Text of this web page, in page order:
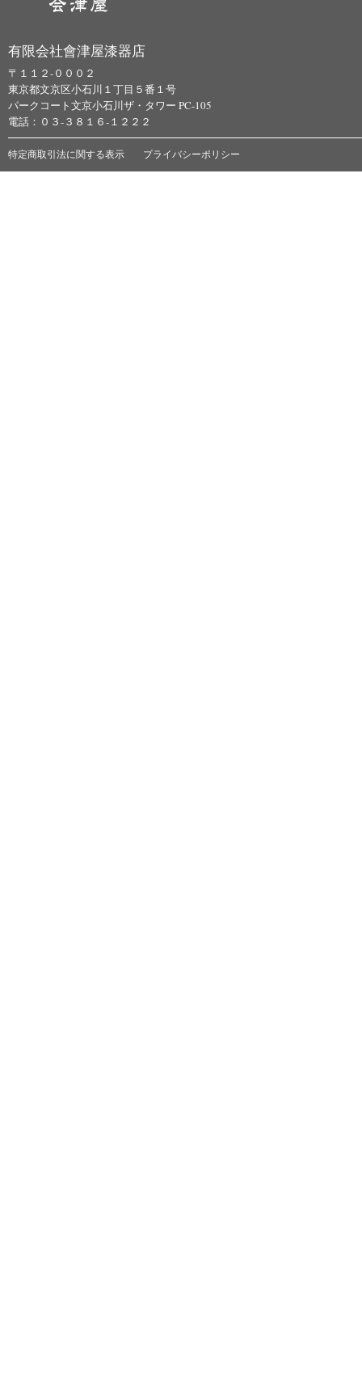
有限会社會津屋漆器店
〒１１２-０００２
東京都文京区小石川１丁目５番１号
パークコート文京小石川ザ・タワー PC-105
電話：０３-３８１６-１２２２
特定商取引法に関する表示 プライバシーポリシー